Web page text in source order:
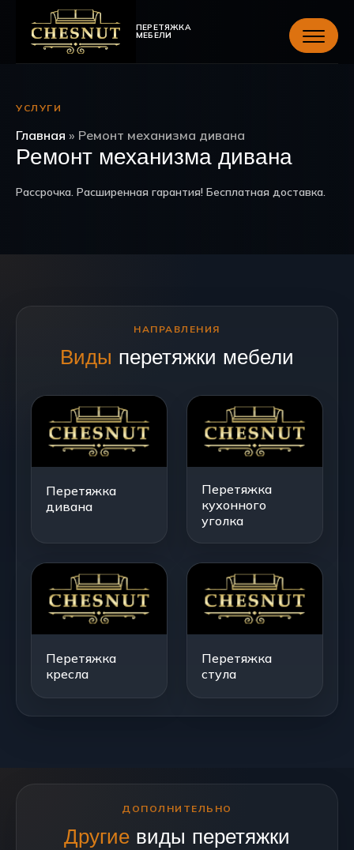
ПЕРЕТЯЖКА
МЕБЕЛИ
УСЛУГИ
Главная » Ремонт механизма дивана
Ремонт механизма дивана
Рассрочка. Расширенная гарантия! Бесплатная доставка.
НАПРАВЛЕНИЯ
Виды перетяжки мебели
Перетяжка
дивана
Перетяжка
кухонного
уголка
Перетяжка
кресла
Перетяжка
стула
ДОПОЛНИТЕЛЬНО
Другие виды перетяжки